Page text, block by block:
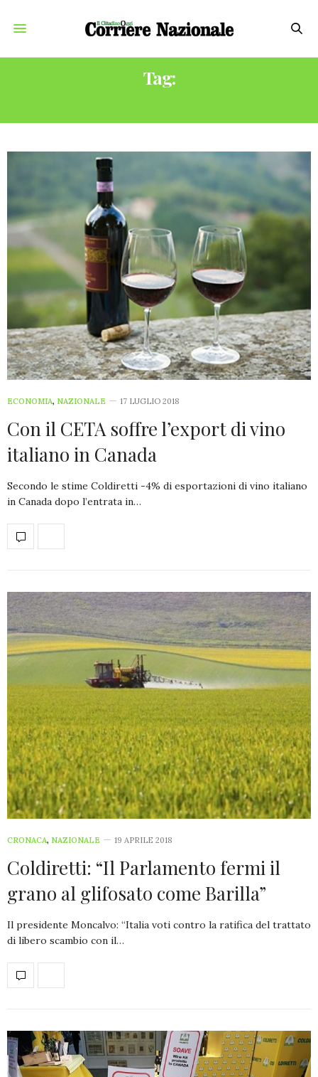
Tag:
ECONOMIA, NAZIONALE 17 LUGLIO 2018
Con il CETA soffre l’export di vino
italiano in Canada
Secondo le stime Coldiretti -4% di esportazioni di vino italiano
in Canada dopo l’entrata in…
CRONACA, NAZIONALE 19 APRILE 2018
Coldiretti: “Il Parlamento fermi il
grano al glifosato come Barilla”
Il presidente Moncalvo: “Italia voti contro la ratifica del trattato
di libero scambio con il…